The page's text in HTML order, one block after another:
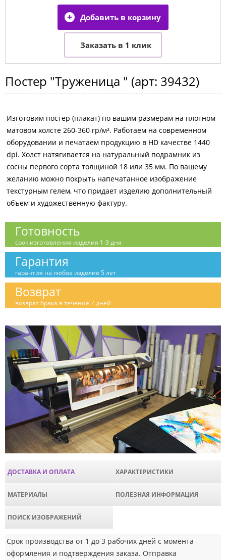
Постер "Труженица " (арт: 39432)
Изготовим постер (плакат) по вашим размерам на плотном
матовом холсте 260-360 гр/м³. Работаем на современном
оборудовании и печатаем продукцию в HD качестве 1440
dpi. Холст натягивается на натуральный подрамник из
сосны первого сорта толщиной 18 или 35 мм. По вашему
желанию можно покрыть напечатанное изображение
текстурным гелем, что придает изделию дополнительный
объем и художественную фактуру.
Готовность
срок изготовления изделия 1-3 дня
Гарантия
гарантия на любое изделие 5 лет
Возврат
возврат брака в течение 7 дней
ДОСТАВКА И ОПЛАТА ХАРАКТЕРИСТИКИ
МАТЕРИАЛЫ ПОЛЕЗНАЯ ИНФОРМАЦИЯ
ПОИСК ИЗОБРАЖЕНИЙ
Срок производства от 1 до 3 рабочих дней с момента
оформления и подтверждения заказа. Отправка